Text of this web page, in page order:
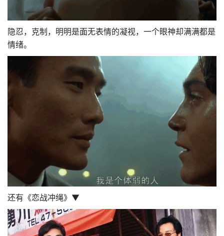
隐忍，克制，明明是面无表情的凝视，一个眼神却满满都是
情绪。
还有《恋战冲绳》▼